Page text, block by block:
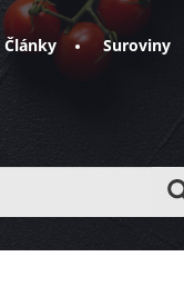
Články Suroviny